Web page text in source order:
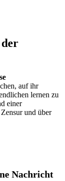
auf ihr
lernen zu
einer
und über
Nachricht